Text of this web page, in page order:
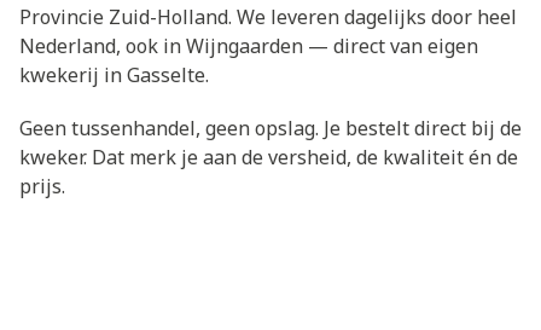
Provincie Zuid-Holland. We leveren dagelijks door heel
Nederland, ook in Wijngaarden — direct van eigen
kwekerij in Gasselte.
Geen tussenhandel, geen opslag. Je bestelt direct bij de
kweker. Dat merk je aan de versheid, de kwaliteit én de
prijs.